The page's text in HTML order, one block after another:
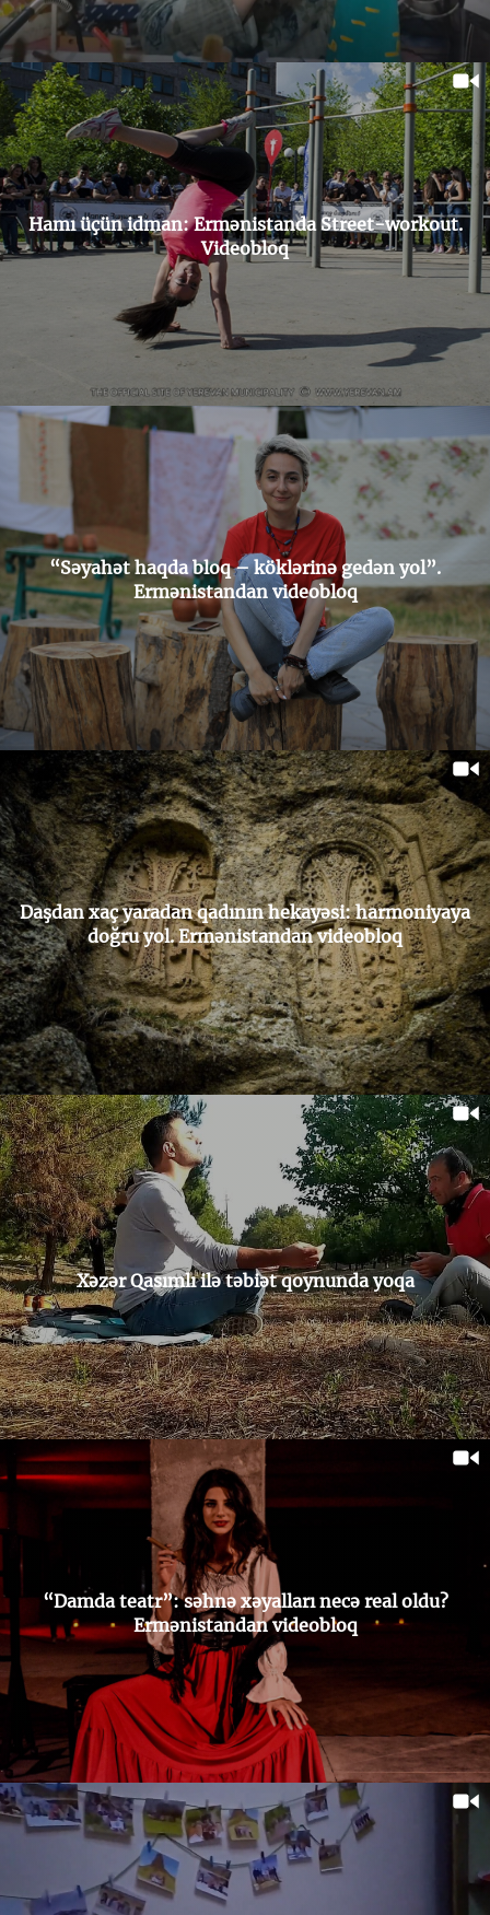
Hamı üçün idman: Ermənistanda Street-workout.
Videobloq
“Səyahət haqda bloq – köklərinə gedən yol”.
Ermənistandan videobloq
Daşdan xaç yaradan qadının hekayəsi: harmoniyaya
doğru yol. Ermənistandan videobloq
Xəzər Qasımlı ilə təbiət qoynunda yoqa
“Damda teatr”: səhnə xəyalları necə real oldu?
Ermənistandan videobloq